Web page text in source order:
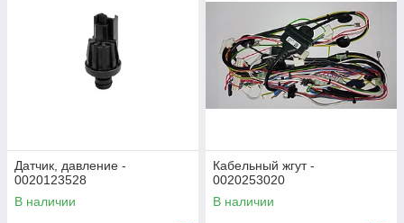
Датчик, давление -
0020123528
В наличии
Кабельный жгут -
0020253020
В наличии